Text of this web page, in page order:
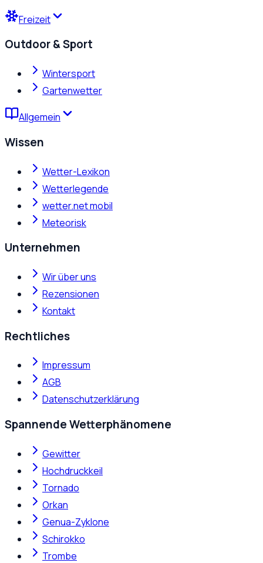
Freizeit
Outdoor & Sport
Wintersport
Gartenwetter
Allgemein
Wissen
Wetter-Lexikon
Wetterlegende
wetter.net mobil
Meteorisk
Unternehmen
Wir über uns
Rezensionen
Kontakt
Rechtliches
Impressum
AGB
Datenschutzerklärung
Spannende Wetterphänomene
Gewitter
Hochdruckkeil
Tornado
Orkan
Genua-Zyklone
Schirokko
Trombe